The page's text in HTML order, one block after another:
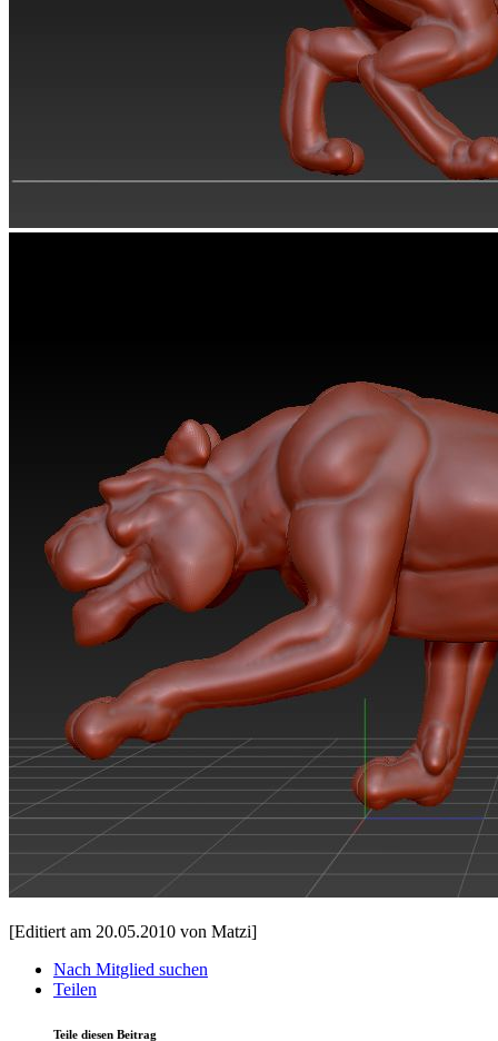
[Editiert am 20.05.2010 von Matzi]
Nach Mitglied suchen
Teilen
Teile diesen Beitrag